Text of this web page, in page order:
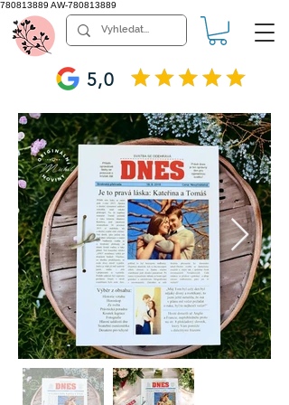
780813889 AW-780813889
5,0